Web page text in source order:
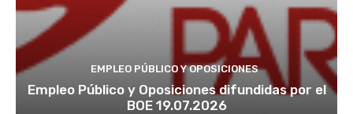
EMPLEO PÚBLICO Y OPOSICIONES
Empleo Público y Oposiciones difundidas por el
BOE 19.07.2026